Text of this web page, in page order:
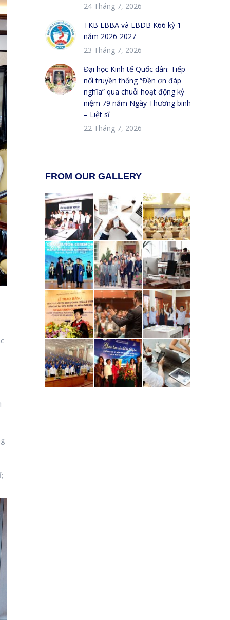
24 Tháng 7, 2026
TKB EBBA và EBDB K66 kỳ 1
năm 2026-2027
23 Tháng 7, 2026
Đại học Kinh tế Quốc dân: Tiếp
nối truyền thống “Đền ơn đáp
nghĩa” qua chuỗi hoạt động kỷ
niệm 79 năm Ngày Thương binh
– Liệt sĩ
22 Tháng 7, 2026
FROM OUR GALLERY